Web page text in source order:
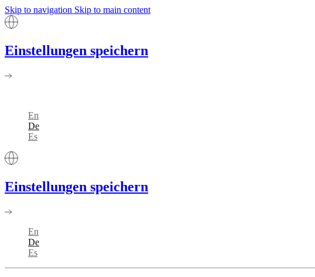
Skip to navigation Skip to main content
Einstellungen speichern
En
De
Es
Einstellungen speichern
En
De
Es